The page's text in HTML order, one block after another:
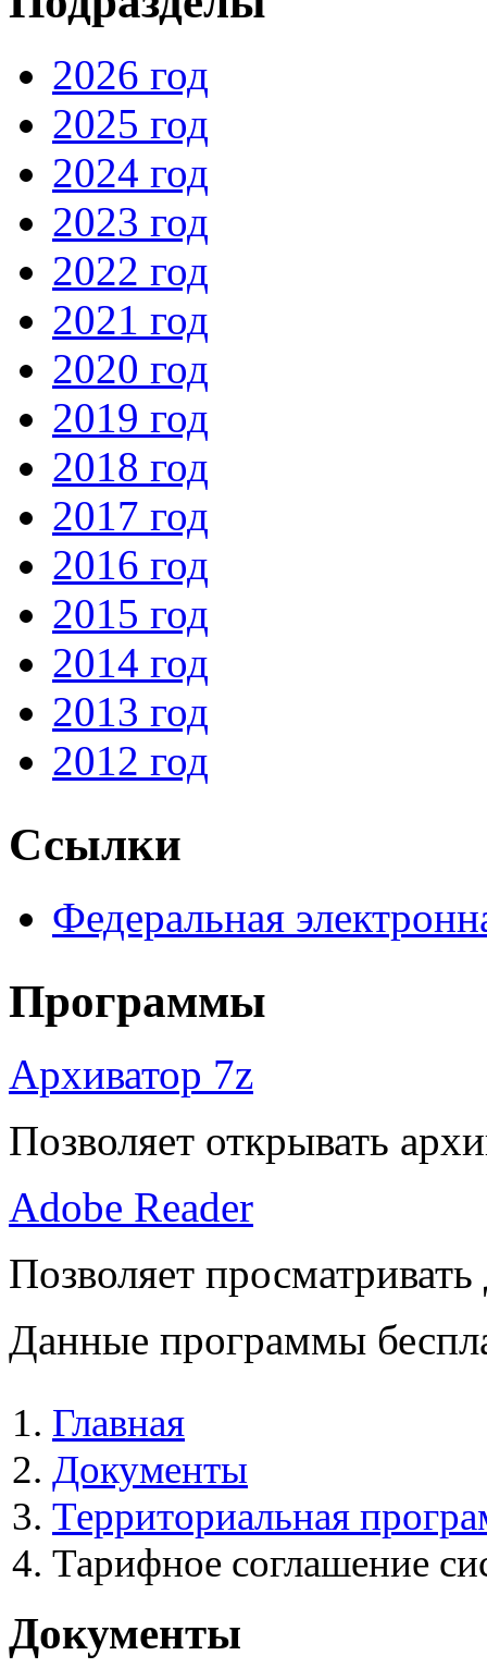
2026 год
2025 год
2024 год
2023 год
2022 год
2021 год
2020 год
2019 год
2018 год
2017 год
2016 год
2015 год
2014 год
2013 год
2012 год
Ссылки
Федеральная
Программы
Архиватор 7z
Позволяет открывать
Adobe Reader
Позволяет
Данные программы
Главная
Документы
Территориальная
Тарифное соглашение
Документы